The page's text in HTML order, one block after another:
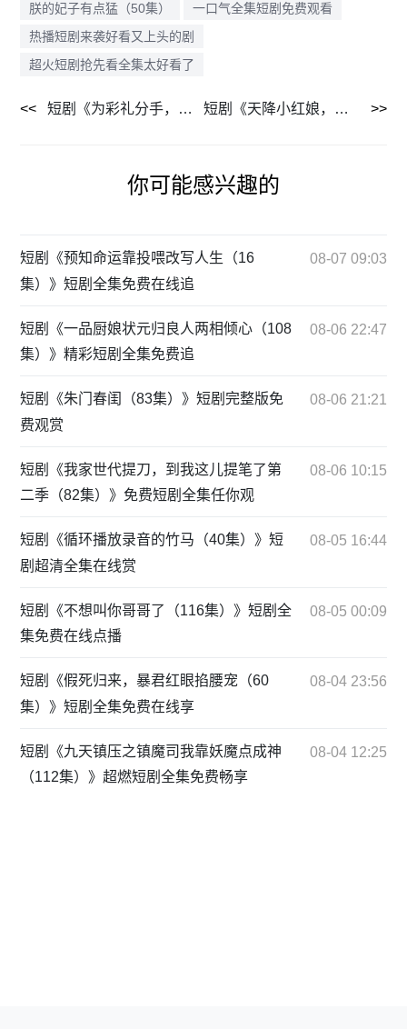
朕的妃子有点猛（50集）
一口气全集短剧免费观看
热播短剧来袭好看又上头的剧
超火短剧抢先看全集太好看了
短剧《为彩礼分手，我反手觉醒助女为乐系统（100集）》热门短剧全集免费畅享 短剧《天降小红娘，我来助您成仙啦（70集）》热门短剧在线高清观看
你可能感兴趣的
短剧《预知命运靠投喂改写人生（16
集）》短剧全集免费在线追
08-07 09:03
短剧《一品厨娘状元归良人两相倾心（108
集）》精彩短剧全集免费追
08-06 22:47
短剧《朱门春闺（83集）》短剧完整版免
费观赏
08-06 21:21
短剧《我家世代提刀，到我这儿提笔了第
二季（82集）》免费短剧全集任你观
08-06 10:15
短剧《循环播放录音的竹马（40集）》短
剧超清全集在线赏
08-05 16:44
短剧《不想叫你哥哥了（116集）》短剧全
集免费在线点播
08-05 00:09
短剧《假死归来，暴君红眼掐腰宠（60
集）》短剧全集免费在线享
08-04 23:56
短剧《九天镇压之镇魔司我靠妖魔点成神
（112集）》超燃短剧全集免费畅享
08-04 12:25